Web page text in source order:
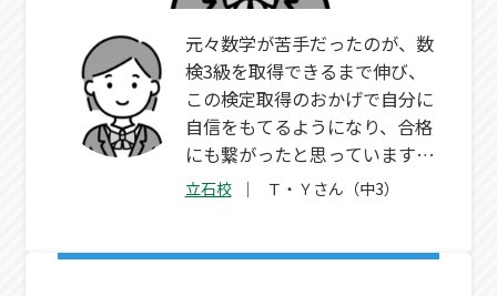
元々数学が苦手だったのが、数
検3級を取得できるまで伸び、
この検定取得のおかげで自分に
自信をもてるようになり、合格
にも繋がったと思っています。
テスト前の対策授業も実際のテ
立石校 Ｔ・Ｙさん（中3）